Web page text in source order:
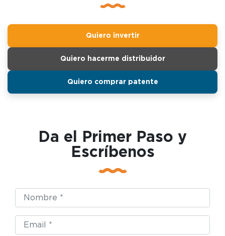
Quiero invertir
Quiero hacerme distribuidor
Quiero comprar patente
Da el Primer Paso y
Escríbenos